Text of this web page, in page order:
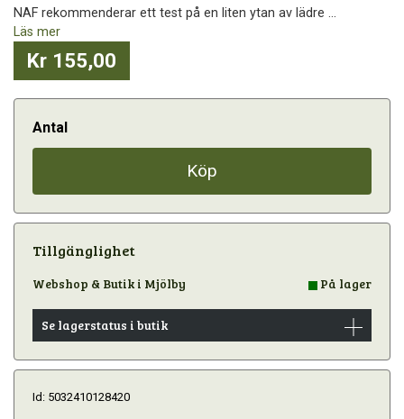
NAF rekommenderar ett test på en liten ytan av lädre ...
Läs mer
Kr 155,00
Antal
Köp
Tillgänglighet
Webshop & Butik i Mjölby På lager
Se lagerstatus i butik
Id: 5032410128420